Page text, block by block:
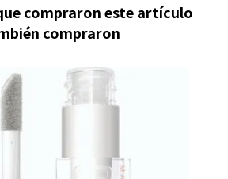
compraron este artículo
compraron